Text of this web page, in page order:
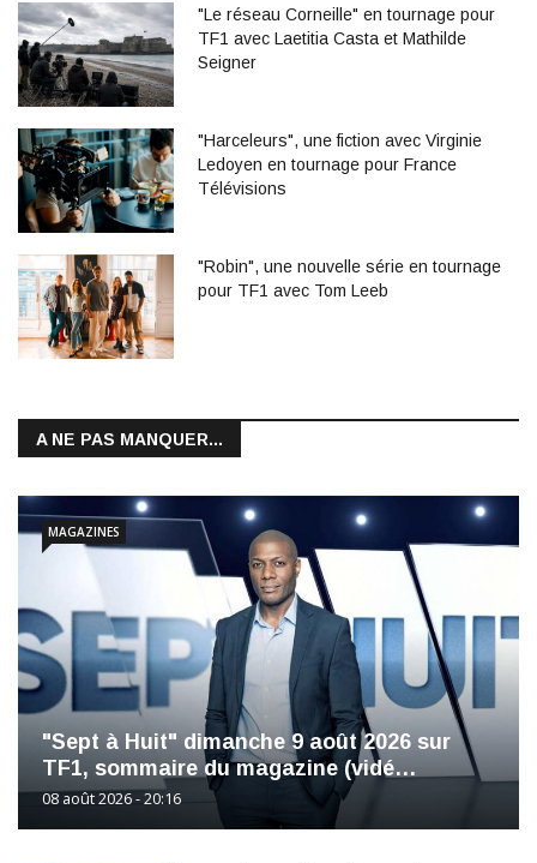
"Le réseau Corneille" en tournage pour
TF1 avec Laetitia Casta et Mathilde
Seigner
"Harceleurs", une fiction avec Virginie
Ledoyen en tournage pour France
Télévisions
"Robin", une nouvelle série en tournage
pour TF1 avec Tom Leeb
A NE PAS MANQUER...
"Sept à Huit" dimanche 9 août 2026 sur
TF1, sommaire du magazine (vidé…
08 août 2026 - 20:16
MAGAZINES